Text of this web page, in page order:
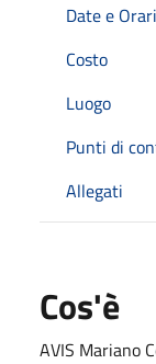
Date e Orari
Costo
Luogo
Punti di
Allegati
Cos'è
AVIS Mariano